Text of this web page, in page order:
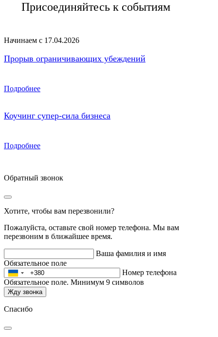
Присоединяйтесь к событиям
Начинаем с 17.04.2026
Прорыв ограничивающих убеждений
Подробнее
Коучинг супер-сила бизнеса
Подробнее
Обратный звонок
Хотите, чтобы вам перезвонили?
Пожалуйста, оставьте свой номер телефона. Мы вам
перезвоним в ближайшее время.
Ваша фамилия и имя
Обязательное поле
Номер телефона
Обязательное поле. Минимум 9 символов
Жду звонка
Спасибо